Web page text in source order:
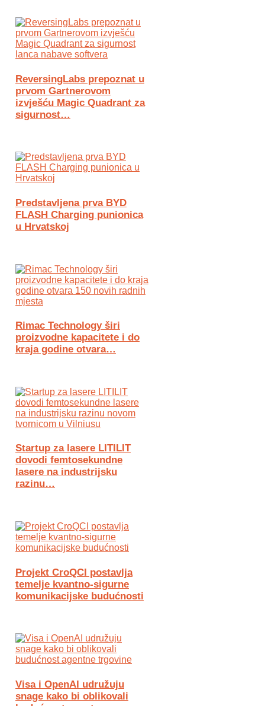
ReversingLabs prepoznat u
prvom Gartnerovom
izvješću Magic Quadrant za
sigurnost…
Predstavljena prva BYD
FLASH Charging punionica
u Hrvatskoj
Rimac Technology širi
proizvodne kapacitete i do
kraja godine otvara…
Startup za lasere LITILIT
dovodi femtosekundne
lasere na industrijsku
razinu…
Projekt CroQCI postavlja
temelje kvantno-sigurne
komunikacijske budućnosti
Visa i OpenAI udružuju
snage kako bi oblikovali